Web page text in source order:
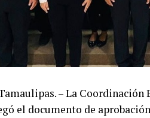
– La
el documento de